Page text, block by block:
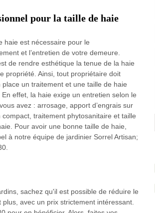
pour la taille de haie
haie est nécessaire pour le
et l’entretien de votre demeure.
de rendre esthétique la tenue de la haie
propriété. Ainsi, tout propriétaire doit
place un traitement et une taille de haie
En effet, la haie exige un entretien selon le
avez : arrosage, apport d’engrais sur
compact, traitement phytosanitaire et taille
Pour avoir une bonne taille de haie,
à notre équipe de jardinier Sorrel Artisan;
sachez qu'il est possible de réduire le
avec un prix strictement intéressant.